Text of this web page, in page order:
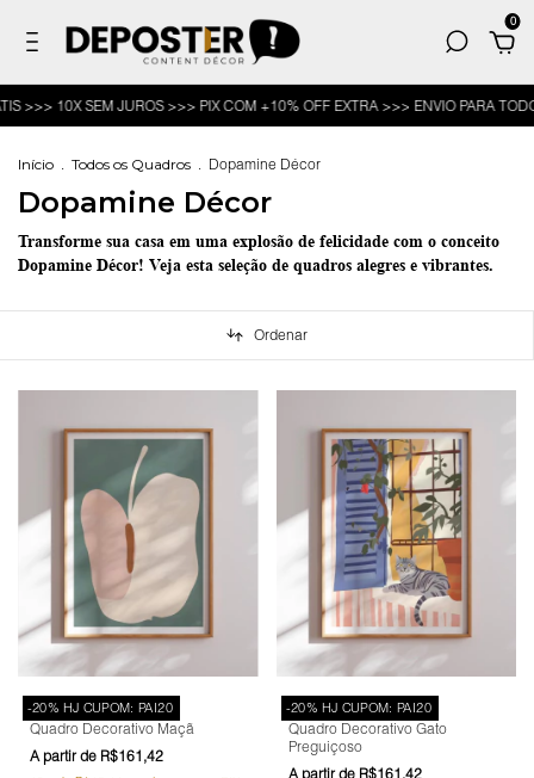
0
JUROS >>> PIX COM +10% OFF EXTRA >>> ENVIO PARA TODO O BR -
Início . Todos os Quadros . Dopamine Décor
Dopamine Décor
Transforme sua casa em uma explosão de felicidade com o conceito
Dopamine Décor! Veja esta seleção de quadros alegres e vibrantes.
Ordenar
-20% HJ CUPOM: PAI20
Quadro Decorativo Maçã
R$161,42
-20% HJ CUPOM: PAI20
Quadro Decorativo Gato
Preguiçoso
R$161,42